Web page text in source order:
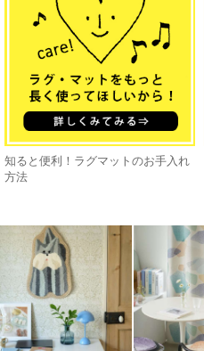
知ると便利！ラグマットのお手入れ
方法